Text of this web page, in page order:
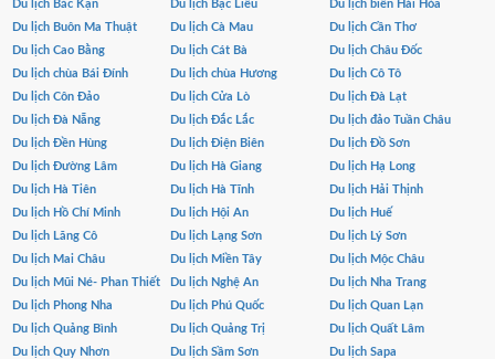
Du lịch Bắc Kạn Du lịch Bạc Liêu
Du lịch biển Hải Hòa
Du lịch Buôn Ma Thuật
Du lịch Cà Mau
Du lịch Cần Thơ
Du lịch Cao Bằng
Du lịch Cát Bà
Du lịch Châu Đốc
Du lịch chùa Bái Đính
Du lịch chùa Hương
Du lịch Cô Tô
Du lịch Côn Đảo
Du lịch Cửa Lò
Du lịch Đà Lạt
Du lịch Đà Nẵng
Du lịch Đắc Lắc
Du lịch đảo Tuần Châu
Du lịch Đền Hùng
Du lịch Điện Biên
Du lịch Đồ Sơn
Du lịch Đường Lâm
Du lịch Hà Giang
Du lịch Hạ Long
Du lịch Hà Tiên
Du lịch Hà Tĩnh
Du lịch Hải Thịnh
Du lịch Hồ Chí Minh
Du lịch Hội An
Du lịch Huế
Du lịch Lăng Cô
Du lịch Lạng Sơn
Du lịch Lý Sơn
Du lịch Mai Châu
Du lịch Miền Tây
Du lịch Mộc Châu
Du lịch Mũi Né- Phan Thiết
Du lịch Nghệ An
Du lịch Nha Trang
Du lịch Phong Nha
Du lịch Phú Quốc
Du lịch Quan Lạn
Du lịch Quảng Bình
Du lịch Quảng Trị
Du lịch Quất Lâm
Du lịch Quy Nhơn
Du lịch Sầm Sơn
Du lịch Sapa